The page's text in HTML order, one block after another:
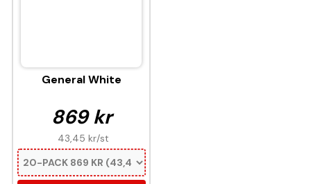
General White
869 kr
43,45 kr/st